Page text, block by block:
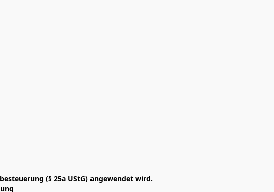
(§ 25a UStG) angewendet wird.